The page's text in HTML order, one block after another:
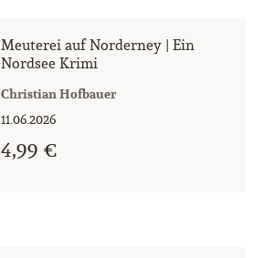
Meuterei auf Norderney | Ein
Nordsee Krimi
Christian Hofbauer
11.06.2026
4,99 €